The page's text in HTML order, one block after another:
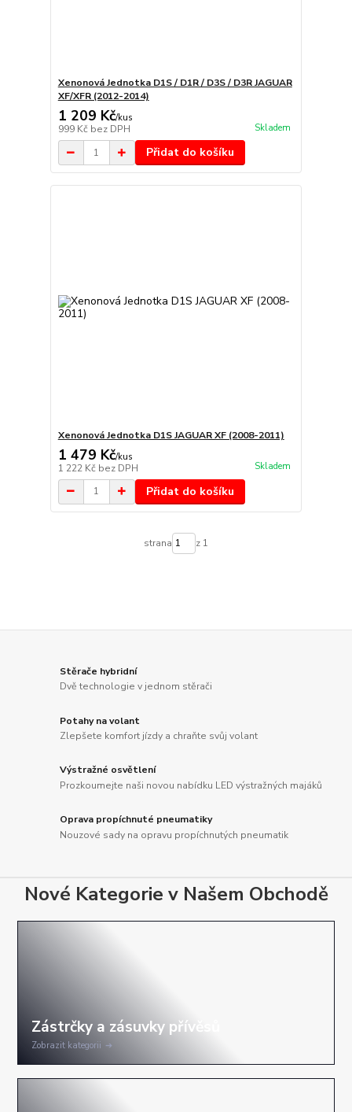
Xenonová Jednotka D1S / D1R / D3S / D3R JAGUAR
XF/XFR (2012-2014)
1 209 Kč/kus
999 Kč bez DPH Skladem
Přidat do košíku
Xenonová Jednotka D1S JAGUAR XF (2008-2011)
1 479 Kč/kus
1 222 Kč bez DPH Skladem
Přidat do košíku
strana z 1
Stěrače hybridní
Dvě technologie v jednom stěrači
Potahy na volant
Zlepšete komfort jízdy a chraňte svůj volant
Výstražné osvětlení
Prozkoumejte naši novou nabídku LED výstražných majáků
Oprava propíchnuté pneumatiky
Nouzové sady na opravu propíchnutých pneumatik
Nové Kategorie v Našem Obchodě
Zobrazit kategorii